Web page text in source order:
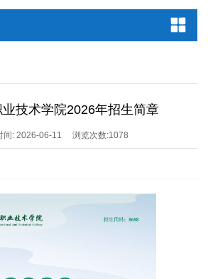
技术学院2026年招生简章
间: 2026-06-11 浏览次数:1078